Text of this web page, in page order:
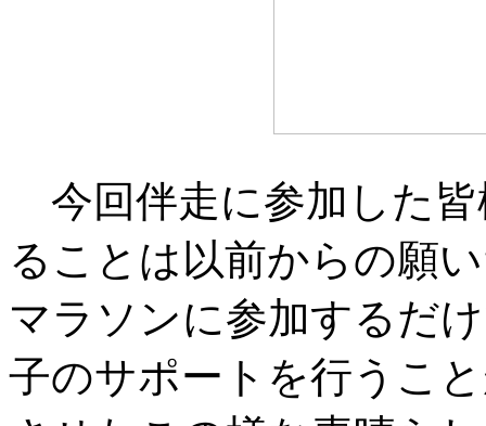
今回伴走に参加した
ることは以前からの願
マラソンに参加するだ
子のサポートを行うこ